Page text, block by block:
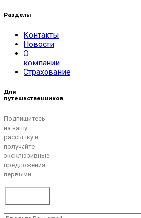
Разделы
Контакты
Новости
О
компании
Страхование
Для
путешественников
Подпишитесь
на нашу
рассылку и
получайте
эксклюзивные
предложения
первыми